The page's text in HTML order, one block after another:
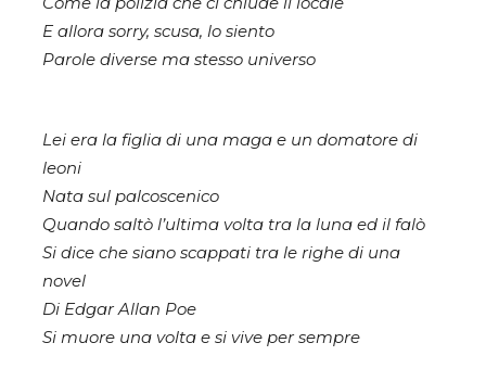
E allora sorry, scusa, lo siento
Parole diverse ma stesso universo
Lei era la figlia di una maga e un domatore di
leoni
Nata sul palcoscenico
Quando saltò l’ultima volta tra la luna ed il falò
Si dice che siano scappati tra le righe di una
novel
Di Edgar Allan Poe
Si muore una volta e si vive per sempre